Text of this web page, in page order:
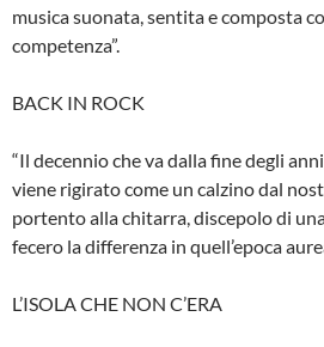
musica suonata, sentita e composta
competenza”.
BACK IN ROCK
“Il decennio che va dalla fine degli
viene rigirato come un calzino dal
portento alla chitarra, discepolo di
fecero la differenza in quell’epoca
L’ISOLA CHE NON C’ERA